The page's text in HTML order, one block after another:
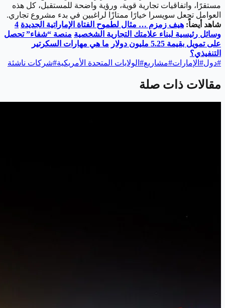
مستقرًا، واتفاقيات تجارية قوية، ورؤية واضحة للمستقبل، كل هذه
العوامل تجعل سويسرا خيارًا ممتازًا لراغبين في بدء مشروع تجاري.
شاهد أيضاً: هيف زمزم … مثال لطموح الفتاة الإماراتية الجديدة 4
وسائل رئيسية لبناء علامتك التجارية الشخصية منصة “شفاء” تحصل
على تمويل بقيمة 5.25 مليون دولار
ما هي مهارات السكرتير
التنفيذي؟
#دول# الإمارات#مشاريع# الولايات المتحدة الأمريكية#شركات ناشئة
مقالات ذات صلة